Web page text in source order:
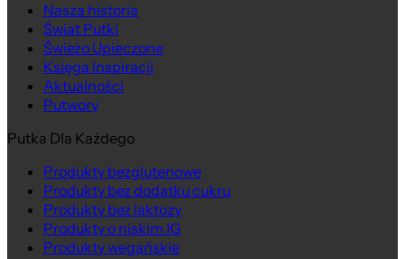
Nasza historia
Świat Putki
Świeżo Upieczone
Księga Inspiracji
Aktualności
Putwory
Putka Dla Każdego
Produkty bezglutenowe
Produkty bez dodatku cukru
Produkty bez laktozy
Produkty o niskim IG
Produkty wegańskie